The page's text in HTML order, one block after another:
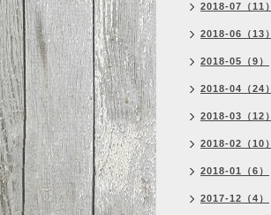
2018-07（11）
2018-06（13）
2018-05（9）
2018-04（24）
2018-03（12）
2018-02（10）
2018-01（6）
2017-12（4）